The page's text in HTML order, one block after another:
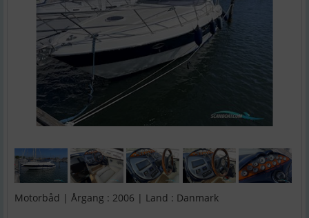
Motorbåd | Årgang : 2006 | Land : Danmark